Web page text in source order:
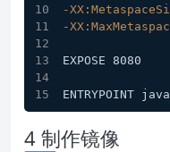
-
-
EXPOSE 8080
ENTRYPOINT
4 制作镜像